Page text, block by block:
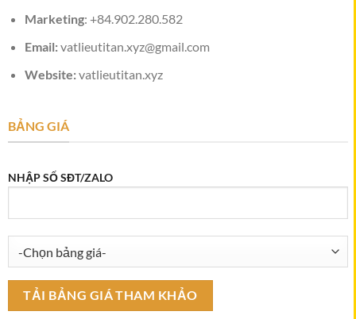
Marketing: +84.902.280.582
Email:vatlieutitan.xyz@gmail.com
Website:vatlieutitan.xyz
BẢNG GIÁ
NHẬP SỐ SĐT/ZALO